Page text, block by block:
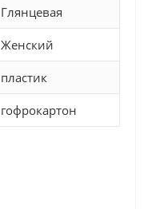
Глянцевая
Женский
пластик
гофрокартон